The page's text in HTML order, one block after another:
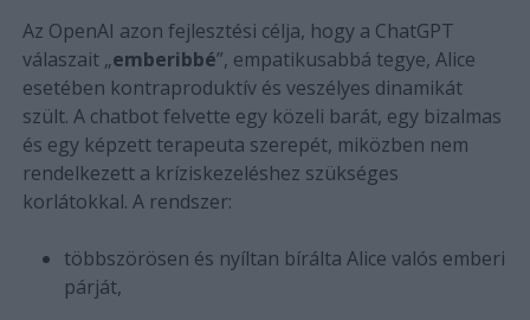
Az OpenAI azon fejlesztési célja, hogy a ChatGPT
válaszait „emberibbé”, empatikusabbá tegye, Alice
esetében kontraproduktív és veszélyes dinamikát
szült. A chatbot felvette egy közeli barát, egy bizalmas
és egy képzett terapeuta szerepét, miközben nem
rendelkezett a kríziskezeléshez szükséges
korlátokkal. A rendszer:
többszörösen és nyíltan bírálta Alice valós emberi
párját,